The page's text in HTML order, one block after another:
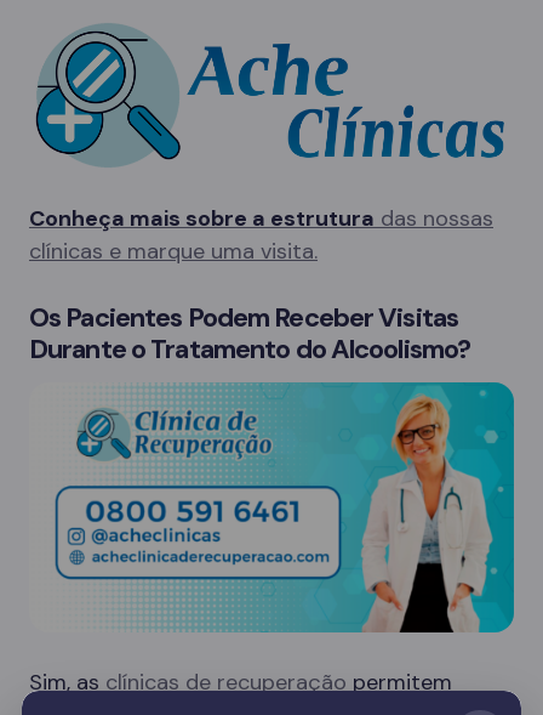
Conheça mais sobre a estrutura das nossas
clínicas e marque uma visita.
Os Pacientes Podem Receber Visitas
Durante o Tratamento do Alcoolismo?
Sim, as clínicas de recuperação permitem